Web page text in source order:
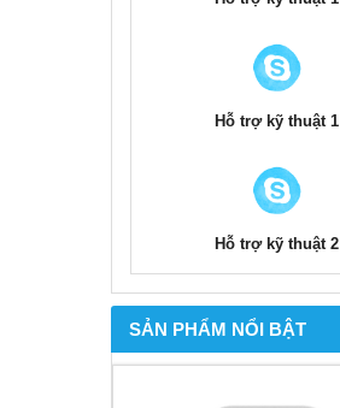
Hỗ trợ kỹ thuật 1
Hỗ trợ kỹ thuật 2
SẢN PHẨM NỔI BẬT